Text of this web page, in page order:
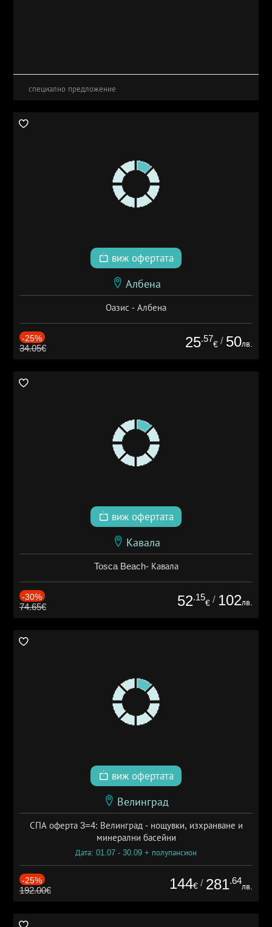
специално предложение
виж офертата
Албена
Оазис - Албена
-25%
34.05€ 25.57
€ / 50лв.
виж офертата
Кавала
Tosca Beach- Кавала
-30%
74.65€ 52.15
€ / 102лв.
виж офертата
Велинград
СПА оферта 3=4: Велинград - нощувки, изхранване и
минерални басейни
Дата: 01.07 - 30.09 + полупансион
-25%
192.00€ 144€ / 281.64
лв.